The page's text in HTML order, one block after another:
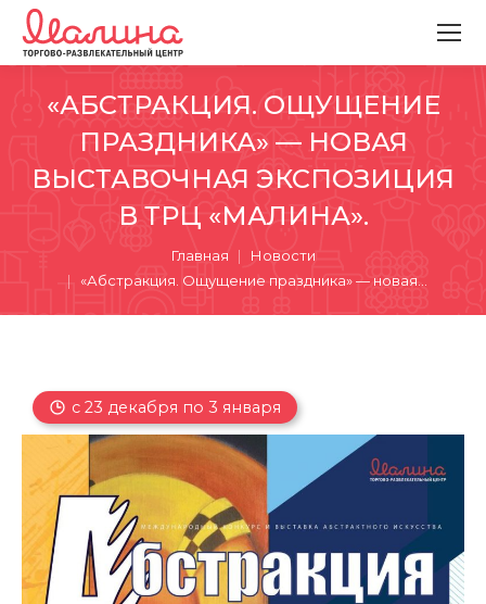
«АБСТРАКЦИЯ. ОЩУЩЕНИЕ
ПРАЗДНИКА» — НОВАЯ
ВЫСТАВОЧНАЯ ЭКСПОЗИЦИЯ
В ТРЦ «МАЛИНА».
Главная
Новости
«Абстракция. Ощущение праздника» — новая…
с 23 декабря по 3 января